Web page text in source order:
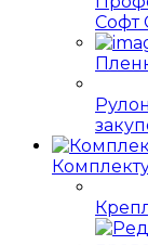
Софт